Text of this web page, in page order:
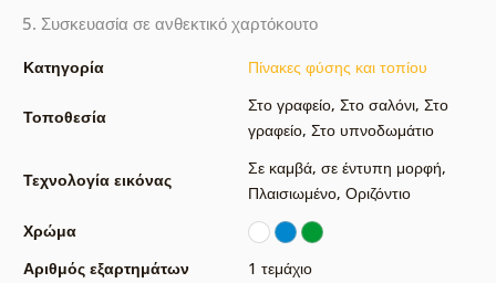
5. Συσκευασία σε ανθεκτικό χαρτόκουτο
Κατηγορία Πίνακες φύσης και τοπίου
Τοποθεσία
Στο γραφείο, Στο σαλόνι, Στο
γραφείο, Στο υπνοδωμάτιο
Τεχνολογία εικόνας
Σε καμβά, σε έντυπη μορφή,
Πλαισιωμένο, Οριζόντιο
Χρώμα
Αριθμός εξαρτημάτων
1 τεμάχιο